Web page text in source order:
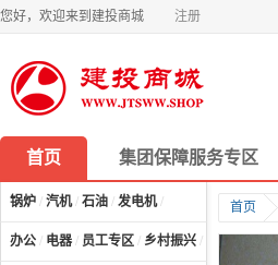
您好，欢迎来到建投商城 注册
首页 集团保障服务专区
锅炉 / 汽机/ 石油 / 发电机/
办公 / 电器 / 员工专区 / 乡村振兴 / 计算机及配件
首页